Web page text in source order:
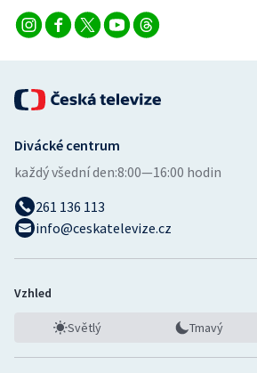
Vodní slalom
Divácké centrum
každý všední den:8:00—16:00 hodin
261 136 113
info@ceskatelevize.cz
Vzhled
Světlý Tmavý